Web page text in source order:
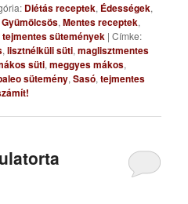
Diétás receptek, Édességek,
Gyümölcsös,Mentes receptek,
tejmentes sütemények |Címke:
,lisztnélküli süti,maglisztmentes
süti,meggyes mákos,
sütemény,Sasó,tejmentes